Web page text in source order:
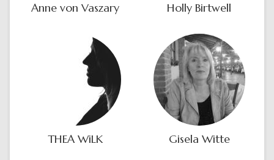
Anne von Vaszary Holly Birtwell
THEA WiLK Gisela Witte